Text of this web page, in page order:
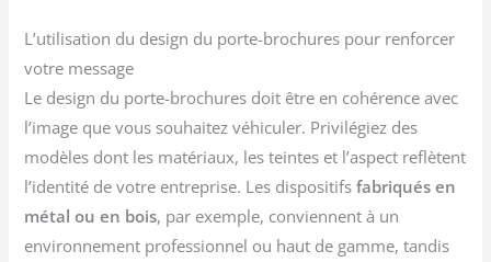
L’utilisation du design du porte-brochures pour renforcer
votre message
Le design du porte-brochures doit être en cohérence avec
l’image que vous souhaitez véhiculer. Privilégiez des
modèles dont les matériaux, les teintes et l’aspect reflètent
l’identité de votre entreprise. Les dispositifsfabriqués en
métal ou en bois, par exemple, conviennent à un
environnement professionnel ou haut de gamme, tandis